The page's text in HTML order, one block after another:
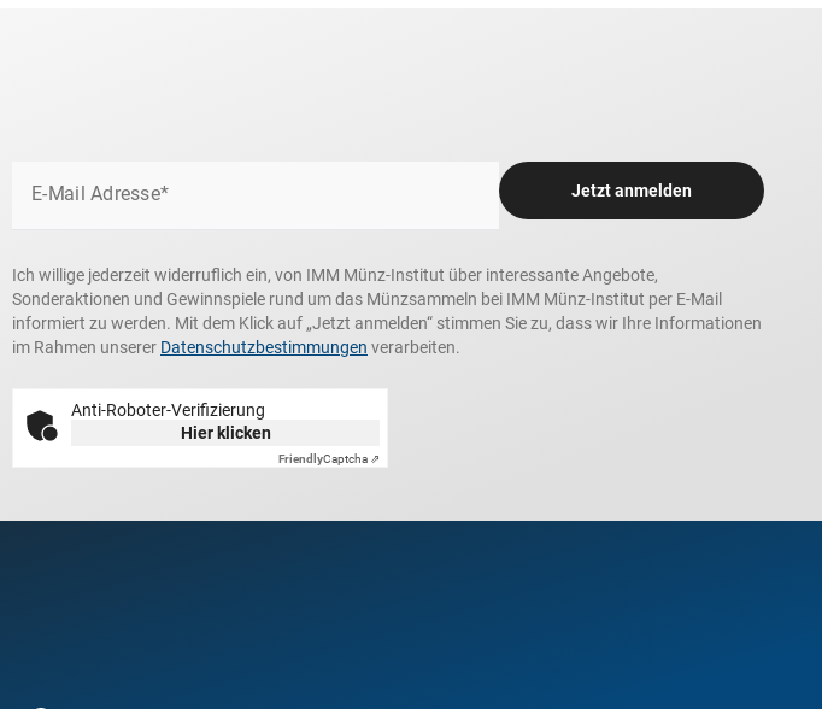
E-Mail Adresse* Jetzt anmelden
Ich willige jederzeit widerruflich ein, von IMM Münz-Institut über interessante Angebote,
Sonderaktionen und Gewinnspiele rund um das Münzsammeln bei IMM Münz-Institut per E-Mail
informiert zu werden. Mit dem Klick auf „Jetzt anmelden“ stimmen Sie zu, dass wir Ihre Informationen
im Rahmen unserer Datenschutzbestimmungen verarbeiten.
Anti-Roboter-Verifizierung
Hier klicken
FriendlyCaptcha ⇗